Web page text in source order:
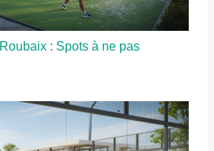
: Spots à ne pas